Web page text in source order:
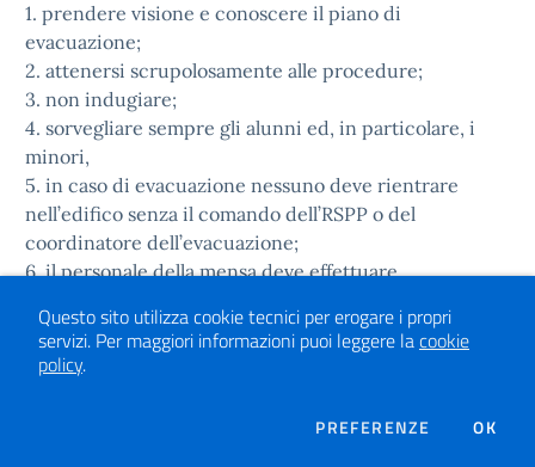
1. prendere visione e conoscere il piano di
evacuazione;
2. attenersi scrupolosamente alle procedure;
3. non indugiare;
4. sorvegliare sempre gli alunni ed, in particolare, i
minori,
5. in caso di evacuazione nessuno deve rientrare
nell’edifico senza il comando dell’RSPP o del
coordinatore dell’evacuazione;
6. il personale della mensa deve effettuare
questo piano.
Questo sito utilizza cookie tecnici per erogare i propri
servizi. Per maggiori informazioni puoi leggere lacookie
policy.
PREFERENZE DEI COOKIE
OK